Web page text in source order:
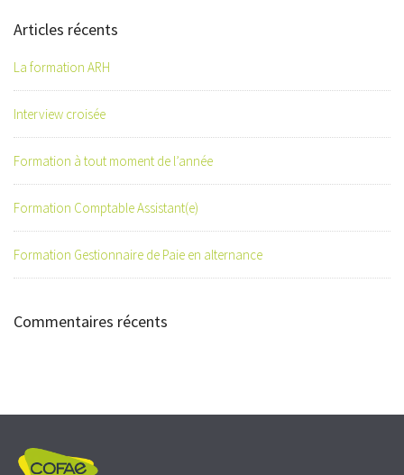
Articles récents
La formation ARH
Interview croisée
Formation à tout moment de l’année
Formation Comptable Assistant(e)
Formation Gestionnaire de Paie en alternance
Commentaires récents